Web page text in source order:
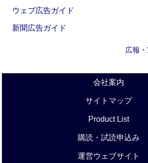
ウェブ広告ガイド
新聞広告ガイド
広報
会社案内
サイトマップ
Product List
購読・試読申込み
運営ウェブサイト